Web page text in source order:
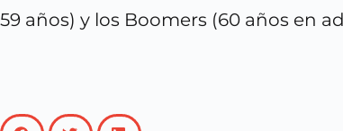
59 años) y los Boomers (60 años en